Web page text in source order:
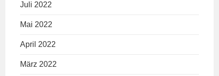
Juli 2022
Mai 2022
April 2022
März 2022